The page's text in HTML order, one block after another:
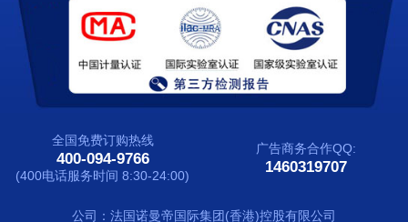
全国免费订购热线
400-094-9766
(400电话服务时间 8:30-24:00)
广告商务合作QQ:
1460319707
公司：法国诺曼帝国际集团(香港)控股有限公司